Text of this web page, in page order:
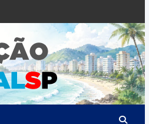
Litoral
Notícias da
Baixada Santista